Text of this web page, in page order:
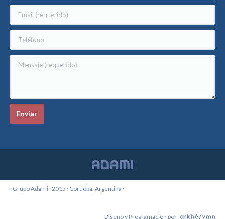
· Grupo Adami · 2015 · Córdoba, Argentina ·
Diseño y Programación por